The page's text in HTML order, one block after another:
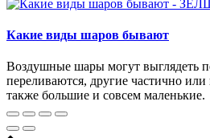
Какие виды шаров бывают
Воздушные шары могут выглядеть
переливаются, другие частично
также большие и совсем маленькие.